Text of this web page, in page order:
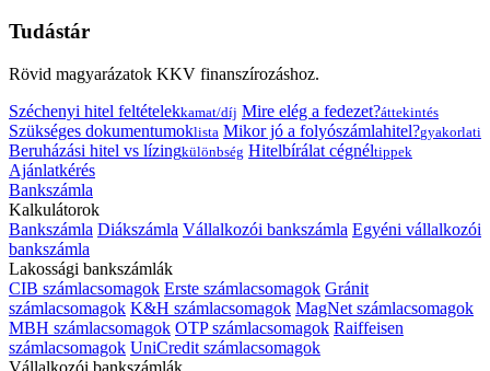
Tudástár
Rövid magyarázatok KKV finanszírozáshoz.
Széchenyi hitel feltételekkamat/díj Mire elég a fedezet?áttekintés
Szükséges dokumentumoklista Mikor jó a folyószámlahitel?gyakorlati
Beruházási hitel vs lízingkülönbség Hitelbírálat cégnéltippek
Ajánlatkérés
Bankszámla
Kalkulátorok
Bankszámla Diákszámla Vállalkozói bankszámla Egyéni vállalkozói
bankszámla
Lakossági bankszámlák
CIB számlacsomagok Erste számlacsomagok Gránit
számlacsomagok K&H számlacsomagok MagNet számlacsomagok
MBH számlacsomagok OTP számlacsomagok Raiffeisen
számlacsomagok UniCredit számlacsomagok